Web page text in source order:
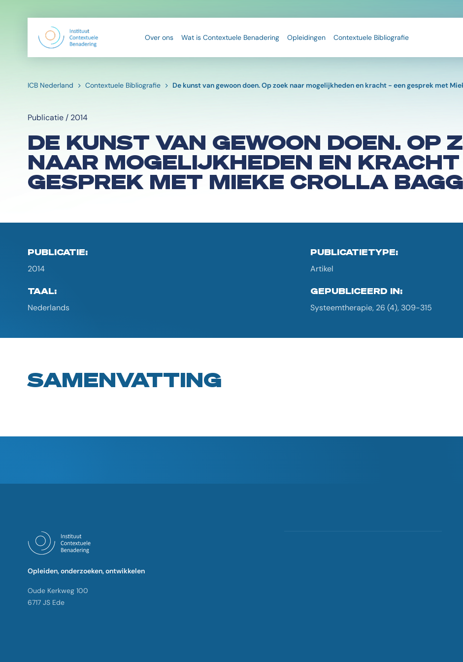
Over ons Wat is Contextuele Benadering Opleidingen Contextuele Bibliografie
ICB Nederland Contextuele Bibliografie De kunst van gewoon doen. Op zoek naar mogelijkheden en kracht - een gesprek met
Publicatie / 2014
DE KUNST VAN GEWOON DOEN. OP
NAAR MOGELIJKHEDEN EN KRACHT
GESPREK MET MIEKE CROLLA
PUBLICATIE:
2014
PUBLICATIETYPE:
Artikel
TAAL:
Nederlands
GEPUBLICEERD IN:
Systeemtherapie, 26 (4), 309-315
SAMENVATTING
Opleiden, onderzoeken, ontwikkelen
Oude Kerkweg 100
6717 JS Ede